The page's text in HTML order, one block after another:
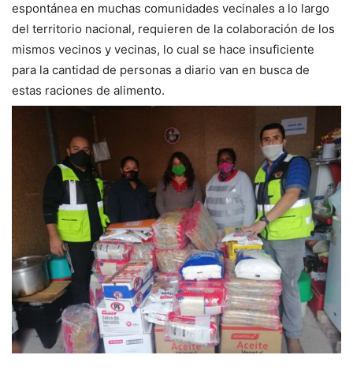
espontánea en muchas comunidades vecinales a lo largo
del territorio nacional, requieren de la colaboración de los
mismos vecinos y vecinas, lo cual se hace insuficiente
para la cantidad de personas a diario van en busca de
estas raciones de alimento.